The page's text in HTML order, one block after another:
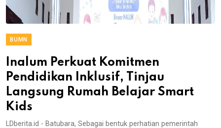
BUMN
Inalum Perkuat Komitmen
Pendidikan Inklusif, Tinjau
Langsung Rumah Belajar Smart
Kids
LDberita.id - Batubara, Sebagai bentuk perhatian pemerintah